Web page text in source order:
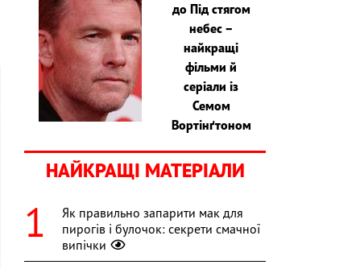
до Під стягом
небес –
найкращі
фільми й
серіали із
Семом
Вортінґтоном
НАЙКРАЩІ МАТЕРІАЛИ
Як правильно запарити мак для
пирогів і булочок: секрети смачної
випічки